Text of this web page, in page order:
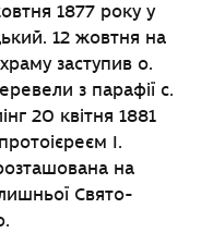
1877 року у
12 жовтня на
заступив о.
з парафії с.
20 квітня 1881
І.
на
Свято-